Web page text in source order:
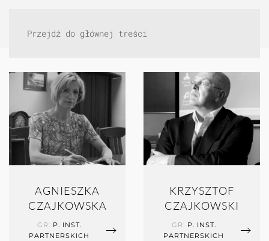
Przejdź do głównej treści
AGNIESZKA
CZAJKOWSKA
GR: P. INST.
PARTNERSKICH
KRZYSZTOF
CZAJKOWSKI
GR: P. INST.
PARTNERSKICH